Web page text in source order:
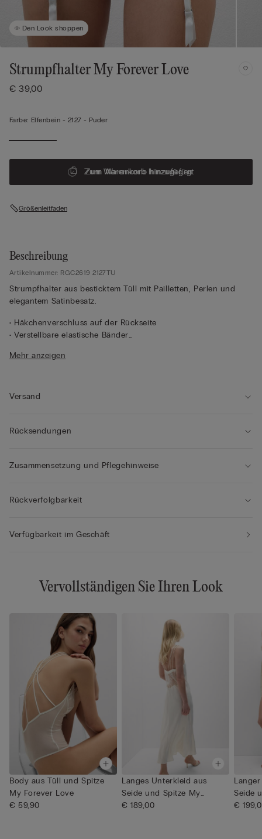
Den Look shoppen
Strumpfhalter My Forever Love
€ 39,00
Farbe: Elfenbein - 2127 - Puder
Zum Warenkorb hinzufügen
Zum Warenkorb hinzugefügt
Größenleitfaden
Beschreibung
Artikelnummer: RGC2619 2127TU
Strumpfhalter aus besticktem Tüll mit Pailletten, Perlen und
elegantem Satinbesatz.
• Häkchenverschluss auf der Rückseite
• Verstellbare elastische Bänder
Mehr anzeigen
Versand
Rücksendungen
Zusammensetzung und Pflegehinweise
Rückverfolgbarkeit
Verfügbarkeit im Geschäft
Vervollständigen Sie Ihren Look
Body aus Tüll und Spitze
My Forever Love
€ 59,90
Langes Unterkleid aus
Seide und Spitze My
Forever ...
€ 189,00
Seide
€